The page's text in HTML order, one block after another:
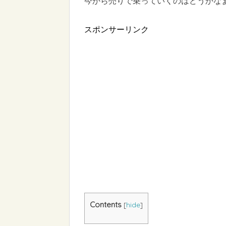
スポンサーリンク
Contents [hide]